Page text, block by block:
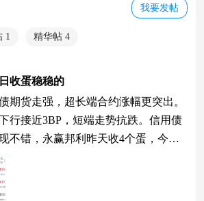
我要发帖
1 精华帖 4
收蛋稳稳的
期货走强，超长端合约涨幅更突出。
行接近3BP，短端走势抗跌。信用债
不错，永赢邦利昨天收4个蛋，今年
蛋，长期业绩稳健。 $湘财久盈中短
个蛋 $国泰信瑞纯债债券$昨天收0 #
IDC设备 遭一系列反制#